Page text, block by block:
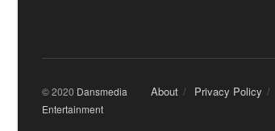
About Privacy Policy
© 2020 Dansmedia
Entertainment